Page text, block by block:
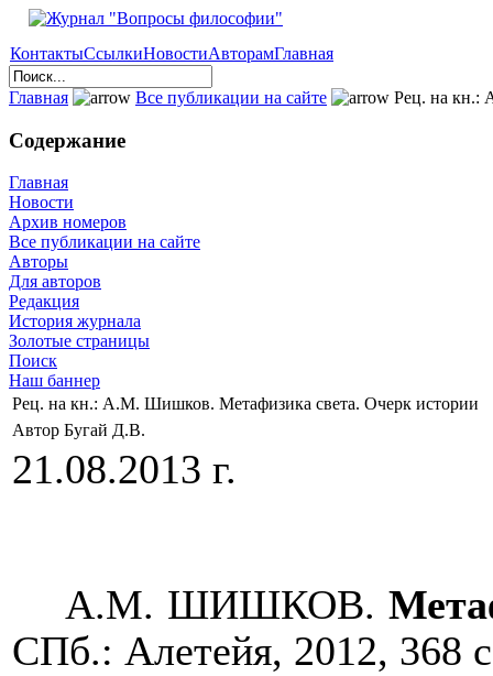
КонтактыСсылкиНовостиАвторамГлавная
Главная Все публикации на сайте Рец. на кн.:
Содержание
Главная
Новости
Архив номеров
Все публикации на сайте
Авторы
Для авторов
Редакция
История журнала
Золотые страницы
Поиск
Наш баннер
Рец. на кн.: А.М. Шишков. Метафизика света. Очерк истории
Автор Бугай Д.В.
21.08.2013 г.
А.М. ШИШКОВ.
СПб.: Алетейя, 2012, 368